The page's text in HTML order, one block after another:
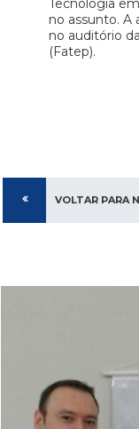
Tecnologia
no assunto. A
no auditório
(Fatep).
VOLTAR PARA